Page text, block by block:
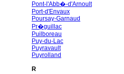
Pont-l'Abb�-d'Arnoult
Port-d'Envaux
Poursay-Garnaud
Pr�guillac
Puilboreau
Puy-du-Lac
Puyravault
Puyrolland
R